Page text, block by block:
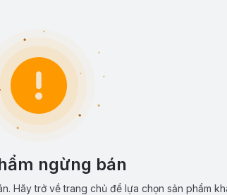
ngừng bán
Hãy trở về trang chủ để lựa chọn sản phẩm